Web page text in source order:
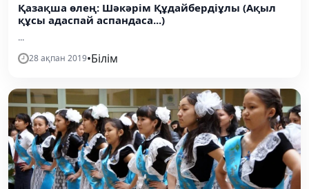
Қазақша өлең: Шәкәрім Құдайбердіұлы (Ақыл
құсы адаспай аспандаса...)
...
28 ақпан 2019•Білім